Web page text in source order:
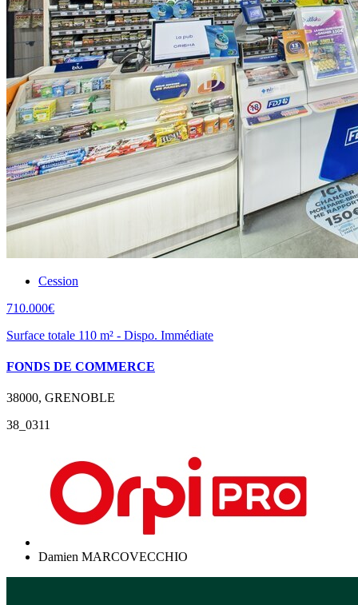
Cession
710.000€
Surface totale 110 m² - Dispo. Immédiate
FONDS DE COMMERCE
38000, GRENOBLE
38_0311
Damien MARCOVECCHIO